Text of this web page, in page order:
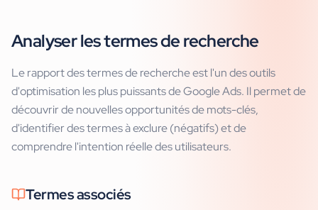
Analyser les termes de recherche
Le rapport des termes de recherche est l'un des outils
d'optimisation les plus puissants de Google Ads. Il permet de
découvrir de nouvelles opportunités de mots-clés,
d'identifier des termes à exclure (négatifs) et de
comprendre l'intention réelle des utilisateurs.
Termes associés